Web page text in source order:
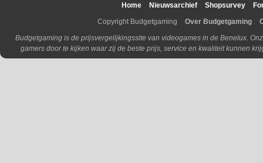
Home Nieuwsarchief Shopsurvey
Copyright Budgetgaming
Over Budgetgaming
Budgetgaming is de prijsvergelijkingssite van videogames in de Benelux.
gamers door te kijken waar zij de beste prijs, service en kwaliteit kunnen